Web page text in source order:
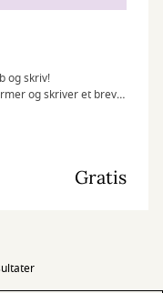
og skriv!
og skriver et brev
Gratis